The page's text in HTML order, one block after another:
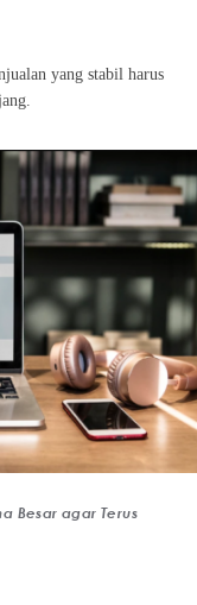
yang stabil harus
Besar agar Terus